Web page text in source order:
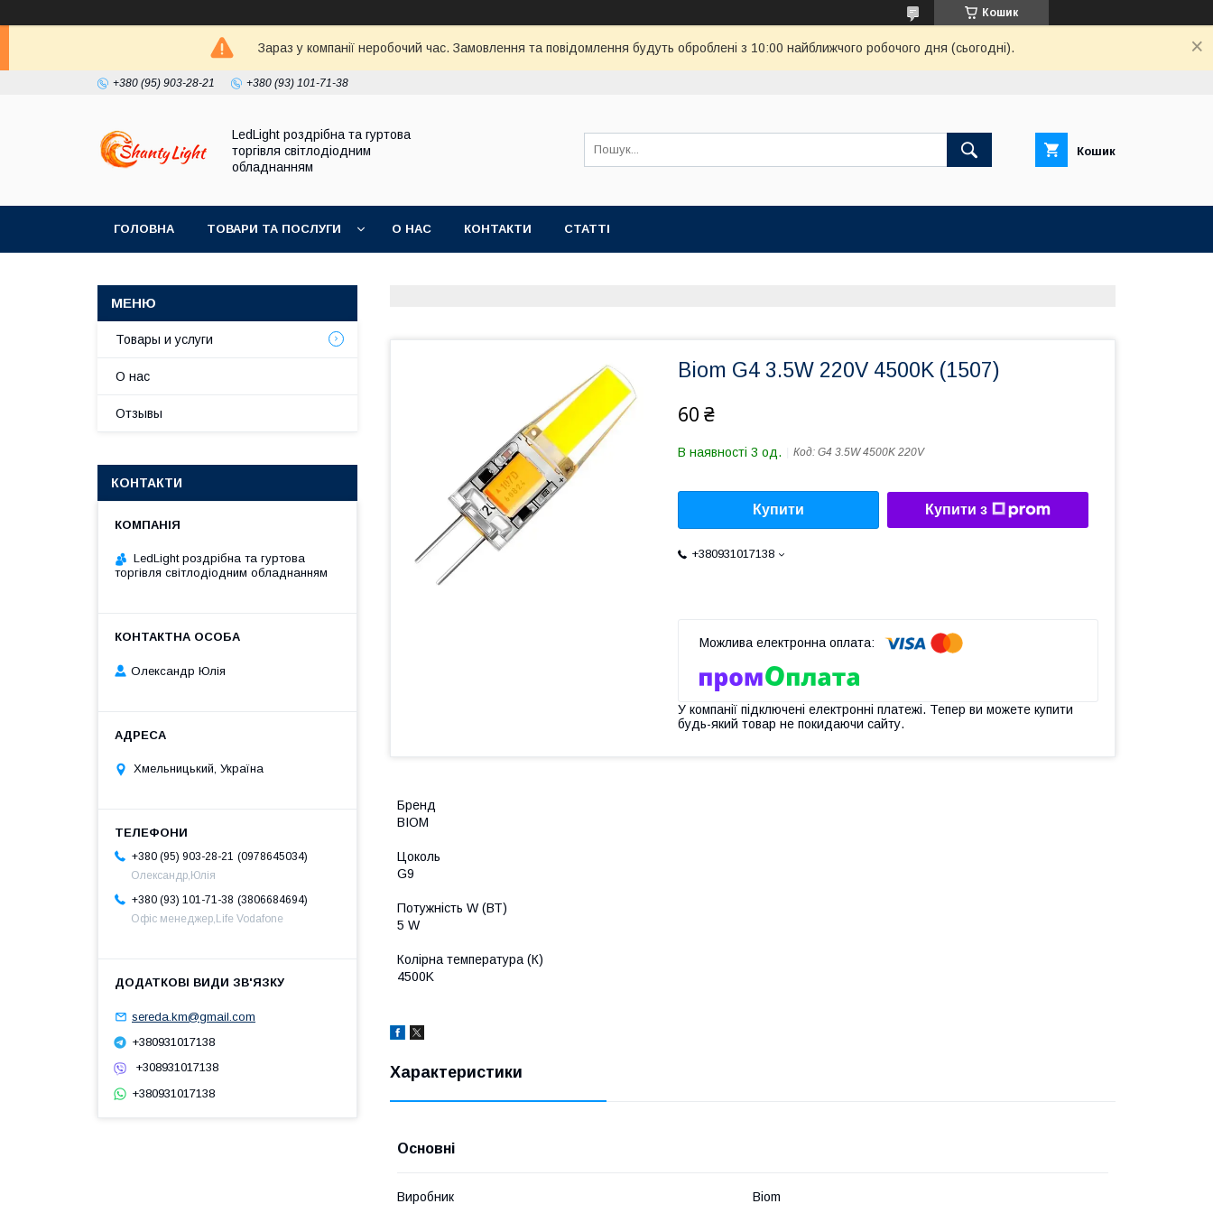
Кошик
Зараз у компанії неробочий час. Замовлення та повідомлення будуть оброблені з 10:00 найближчого робочого дня (сьогодні).
+380 (95) 903-28-21 +380 (93) 101-71-38
LedLight роздрiбна та гуртова
торгiвля свiтлодiодним
обладнанням
Кошик
ГОЛОВНА ТОВАРИ ТА ПОСЛУГИ О НАС КОНТАКТИ СТАТТІ
Biom G4 3.5W 220V 4500K (1507)
60 ₴
В наявності 3 од. Код: G4 3.5W 4500K 220V
Купити Купити з
+380931017138
У компанії підключені електронні платежі. Тепер ви можете купити
будь-який товар не покидаючи сайту.
Бренд
BIOM
Цоколь
G9
Потужність W (ВТ)
5 W
Колірна температура (К)
4500K
Характеристики
Основні
Виробник Biom
Товары и услуги
О нас
Отзывы
КОНТАКТИ
LedLight роздрiбна та гуртова
торгiвля свiтлодiодним обладнанням
Олександр Юлія
Хмельницький, Україна
+380 (95) 903-28-21
0978645034
Олександр,Юлія
+380 (93) 101-71-38
3806684694
Офіс менеджер,Life Vodafone
sereda.km@gmail.com
+380931017138
+308931017138
+380931017138